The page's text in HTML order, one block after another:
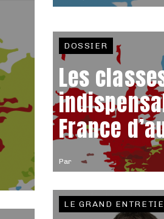
Par
DOSSIER
Les
France
LE GRAND